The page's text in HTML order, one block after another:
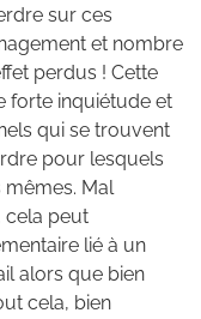
sur ces
et nombre
perdus ! Cette
forte inquiétude et
qui se trouvent
pour lesquels
Mal
cela peut
lié à un
alors que bien
cela, bien